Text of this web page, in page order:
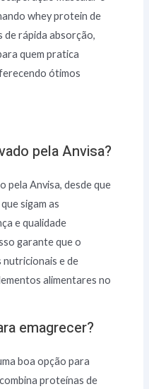
whey protein de
rápida absorção,
quem pratica
ótimos
pela Anvisa?
pela Anvisa, desde que
sigam as
e qualidade
garante que o
e de
alimentares no
emagrecer?
boa opção para
proteínas de